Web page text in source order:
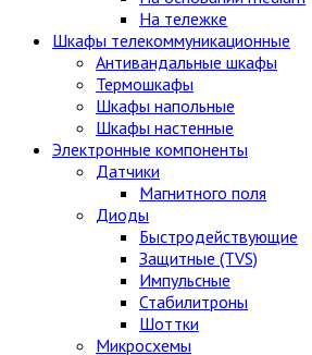
На тележке
Шкафы телекоммуникационные
Антивандальные шкафы
Термошкафы
Шкафы напольные
Шкафы настенные
Электронные компоненты
Датчики
Магнитного поля
Диоды
Быстродействующие
Защитные (TVS)
Импульсные
Стабилитроны
Шоттки
Микросхемы